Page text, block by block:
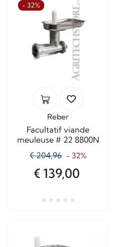
- 32%
Reber
Facultatif viande
meuleuse # 22 8800N
€ 204,96 - 32%
€ 139,00